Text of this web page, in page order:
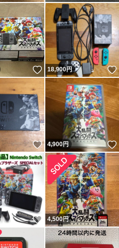
いいね！
18,900円
いいね！
4,900円
いいね！
4,500円